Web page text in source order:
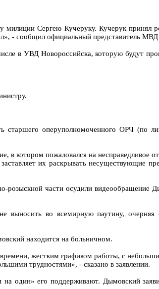
Сергею Кучеруку. Кучерук принял
- сообщил официальный представитель
в УВД Новороссийска, которую будут
оперуполномоченного ОРЧ (по
котором пожаловался на несправедливое
их раскрывать несуществующие
розыскной части осудили видеообращение
во всемирную паутину, очерняя
находится на больничном.
жестким графиком работы, с
трудностями», - сказано в заявлении.
один» его поддерживают. Дымовский